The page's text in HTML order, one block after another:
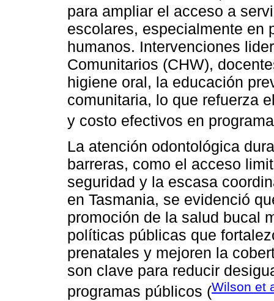
para ampliar el acceso a
escolares, especialmente en
humanos. Intervenciones
Comunitarios (CHW),
higiene oral, la educación
comunitaria, lo que refuerza
y costo efectivos en
La atención odontológica
barreras, como el acceso
seguridad y la escasa
en Tasmania, se evidenció
promoción de la salud bucal
políticas públicas que
prenatales y mejoren la
son clave para reducir
programas públicos (Wilson et